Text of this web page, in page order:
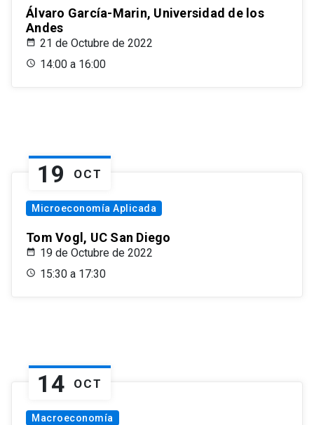
Álvaro García-Marin, Universidad de los
Andes
21 de Octubre de 2022
14:00 a 16:00
19 OCT
Microeconomía Aplicada
Tom Vogl, UC San Diego
19 de Octubre de 2022
15:30 a 17:30
14 OCT
Macroeconomía